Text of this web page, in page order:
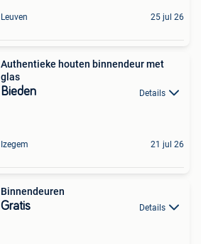
Leuven 25 jul 26
Authentieke houten binnendeur met
glas
Bieden Details
Izegem 21 jul 26
Binnendeuren
Gratis Details